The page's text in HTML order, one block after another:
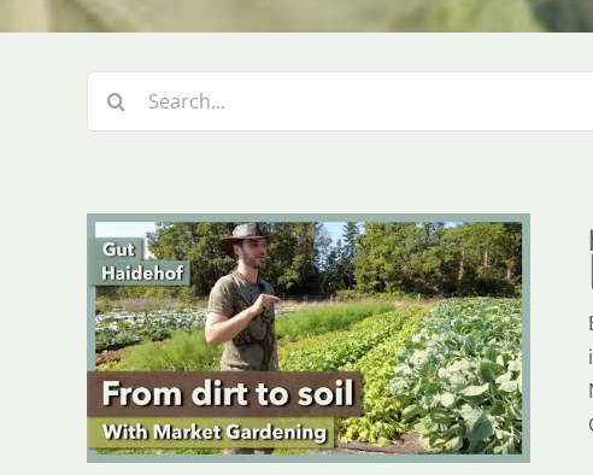
Suche
nach: